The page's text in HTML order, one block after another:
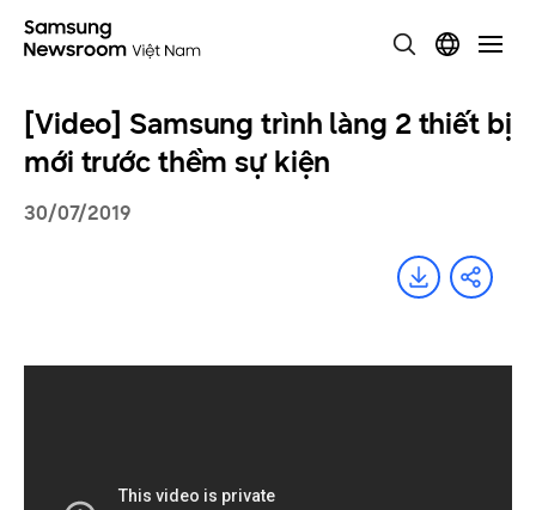
[Video] Samsung trình làng 2 thiết bị
mới trước thềm sự kiện
30/07/2019